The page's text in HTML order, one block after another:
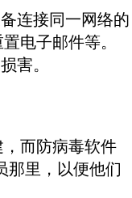
连接同一网络的
电子邮件等。
害。
而防病毒软件
那里，以便他们